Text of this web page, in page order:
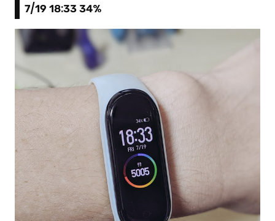
7/19 18:33 34%